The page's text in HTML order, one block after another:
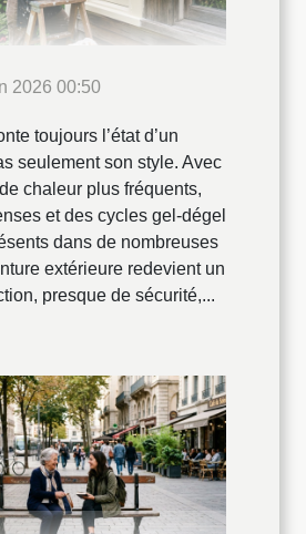
2026 00:50
toujours l’état d’un
seulement son style. Avec
chaleur plus fréquents,
et des cycles gel-dégel
dans de nombreuses
extérieure redevient un
presque de sécurité,...